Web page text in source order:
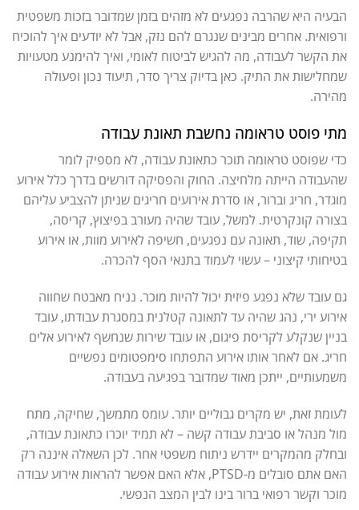
הבעיה היא שהרבה נפגעים לא מזהים בזמן שמדובר בזכות משפטית
ורפואית. אחרים מבינים שנגרם להם נזק, אבל לא יודעים איך להוכיח
את הקשר לעבודה, מה להגיש לביטוח לאומי, ואיך להימנע מטעויות
שמחלישות את התיק. כאן בדיוק צריך סדר, תיעוד נכון ופעולה
מהירה.
מתי פוסט טראומה נחשבת תאונת עבודה
כדי שפוסט טראומה תוכר כתאונת עבודה, לא מספיק לומר
שהעבודה הייתה מלחיצה. החוק והפסיקה דורשים בדרך כלל אירוע
מוגדר, חריג וברור, או סדרת אירועים חריגים שניתן להצביע עליהם
בצורה קונקרטית. למשל, עובד שהיה מעורב בפיצוץ, קריסה,
תקיפה, שוד, תאונה עם נפגעים, חשיפה לאירוע מוות, או אירוע
בטיחותי קיצוני – עשוי לעמוד בתנאי הסף להכרה.
גם עובד שלא נפגע פיזית יכול להיות מוכר. נניח מאבטח שחווה
אירוע ירי, נהג שהיה עד לתאונה קטלנית במסגרת עבודתו, עובד
בניין שנקלע לקריסת פיגום, או עובד שירות שנחשף לאירוע אלים
חריג. אם לאחר אותו אירוע התפתחו סימפטומים נפשיים
משמעותיים, ייתכן מאוד שמדובר בפגיעה בעבודה.
לעומת זאת, יש מקרים גבוליים יותר. עומס מתמשך, שחיקה, מתח
מול מנהל או סביבת עבודה קשה – לא תמיד יוכרו כתאונת עבודה,
ובחלק מהמקרים יידרש ניתוח משפטי אחר. לכן השאלה איננה רק
האם אתם סובלים מ-PTSD, אלא האם אפשר להראות אירוע עבודה
מוכר וקשר רפואי ברור בינו לבין המצב הנפשי.